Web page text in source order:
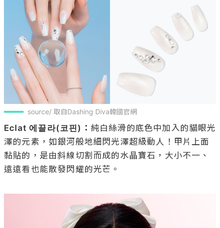
source/ 取自Dashing Diva韓國官網
Eclat 에끌라(코핀)： 純白絲滑的底色中加入的貓眼光
澤的元素，如銀河般地細閃光澤超級動人！甲片上面
黏貼的，是由斜線切割而成的水晶寶石，大小不一、
遠遠看也能散發閃耀的光芒。